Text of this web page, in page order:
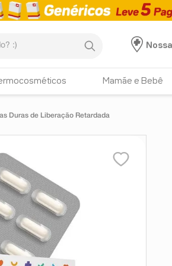
Mamãe e Bebê
Duras de Liberação Retardada